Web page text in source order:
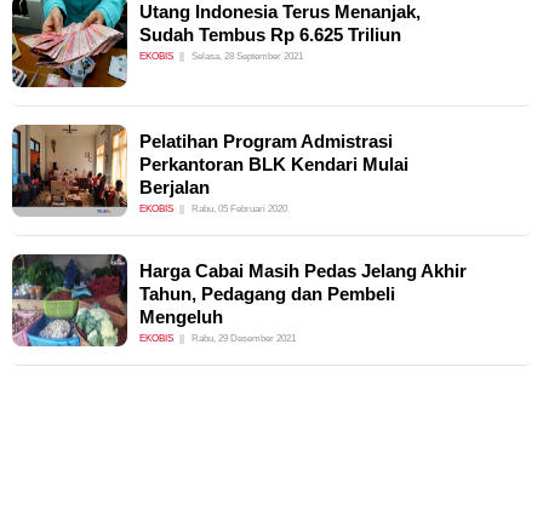
Utang Indonesia Terus Menanjak,
Sudah Tembus Rp 6.625 Triliun
EKOBIS Selasa, 28 September 2021
Pelatihan Program Admistrasi
Perkantoran BLK Kendari Mulai
Berjalan
EKOBIS Rabu, 05 Februari 2020
Harga Cabai Masih Pedas Jelang Akhir
Tahun, Pedagang dan Pembeli
Mengeluh
EKOBIS Rabu, 29 Desember 2021